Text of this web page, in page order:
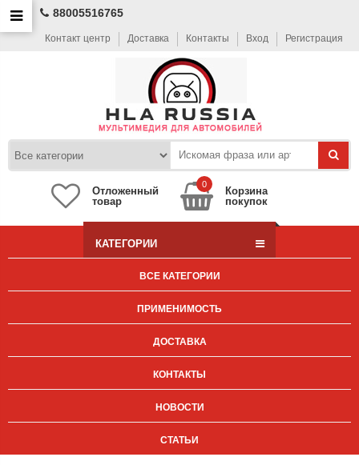
88005516765
Контакт центр Доставка Контакты Вход Регистрация
Отложенный
товар
0
Корзина
покупок
КАТЕГОРИИ
ВСЕ КАТЕГОРИИ
ПРИМЕНИМОСТЬ
ДОСТАВКА
КОНТАКТЫ
НОВОСТИ
СТАТЬИ